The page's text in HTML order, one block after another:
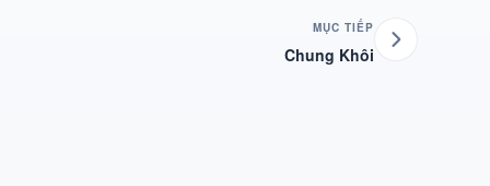
MỤC TIẾP
Chung Khôi